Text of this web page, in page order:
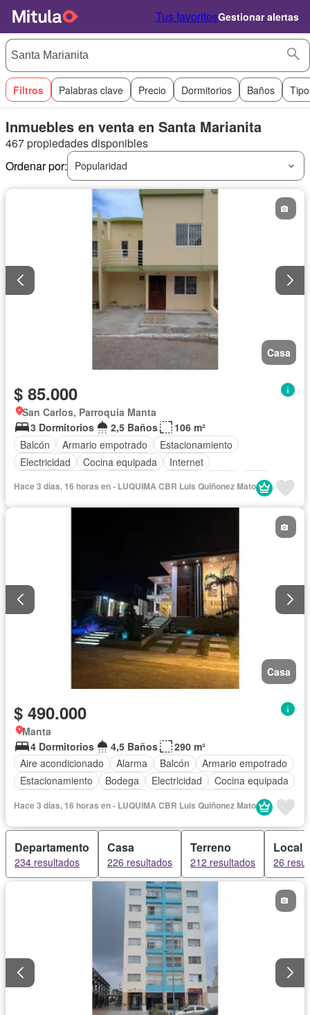
Tus favoritosGestionar alertas
Filtros Palabras clave Precio Dormitorios Baños
Inmuebles en venta en Santa Marianita
467 propiedades disponibles
Ordenar por:
Popularidad
Casa
$ 85.000
San Carlos, Parroquia Manta
3 Dormitorios
2,5 Baños
106 m²
Balcón
Armario empotrado
Estacionamiento
Electricidad
Cocina equipada
Internet
Patio
Hace 3 días, 16 horas en - LUQUIMA CBR Luis Quiñonez Mato
Casa
$ 490.000
Manta
4 Dormitorios
4,5 Baños
290 m²
Aire acondicionado
Alarma Balcón
Armario empotrado
Estacionamiento
Bodega Electricidad
Cocina equipada
Piscina
Cancha de tenis
Agua Patio
Hace 3 días, 16 horas en - LUQUIMA CBR Luis Quiñonez Mato
Departamento
234 resultados
Casa
226 resultados
Terreno
212 resultados
Local
26